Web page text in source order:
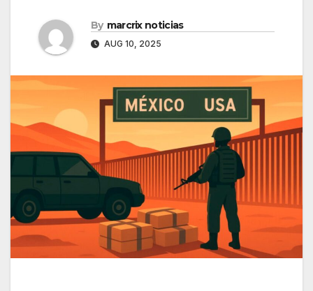
By marcrix noticias
AUG 10, 2025